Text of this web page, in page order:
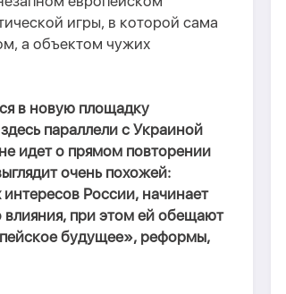
игры, в которой сама
а объектом чужих
в новую площадку
параллели с Украиной
идет о прямом повторении
очень похожей:
России, начинает
влияния, при этом ей обещают
будущее», реформы,